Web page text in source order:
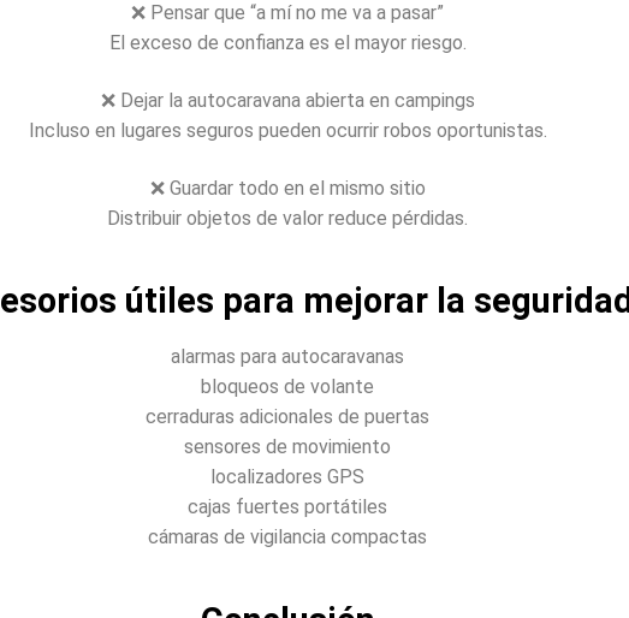
❌ Pensar que “a mí no me va a pasar”
El exceso de confianza es el mayor riesgo.
❌ Dejar la autocaravana abierta en campings
Incluso en lugares seguros pueden ocurrir robos oportunistas.
❌ Guardar todo en el mismo sitio
Distribuir objetos de valor reduce pérdidas.
útiles para mejorar la seguridad
alarmas para autocaravanas
bloqueos de volante
cerraduras adicionales de puertas
sensores de movimiento
localizadores GPS
cajas fuertes portátiles
cámaras de vigilancia compactas